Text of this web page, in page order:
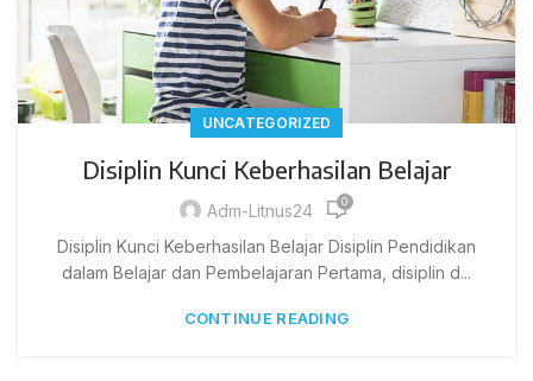
UNCATEGORIZED
Disiplin Kunci Keberhasilan Belajar
Adm-Litnus24 0
Disiplin Kunci Keberhasilan Belajar Disiplin Pendidikan
dalam Belajar dan Pembelajaran Pertama, disiplin d...
CONTINUE READING